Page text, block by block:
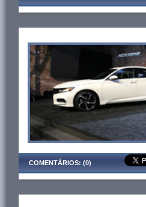
COMENTÁRIOS: (0)